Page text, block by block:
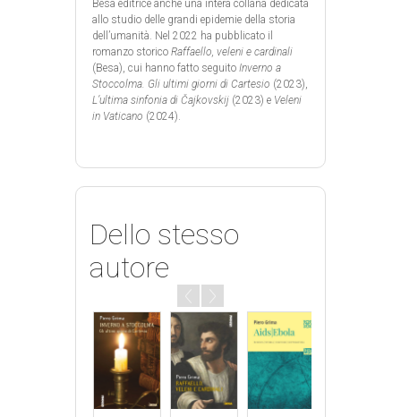
Besa editrice anche una intera collana dedicata
allo studio delle grandi epidemie della storia
dell’umanità. Nel 2022 ha pubblicato il
romanzo storico Raffaello, veleni e cardinali
(Besa), cui hanno fatto seguito Inverno a
Stoccolma. Gli ultimi giorni di Cartesio (2023),
L’ultima sinfonia di Čajkovskij (2023) e Veleni
in Vaticano (2024).
Dello stesso
autore